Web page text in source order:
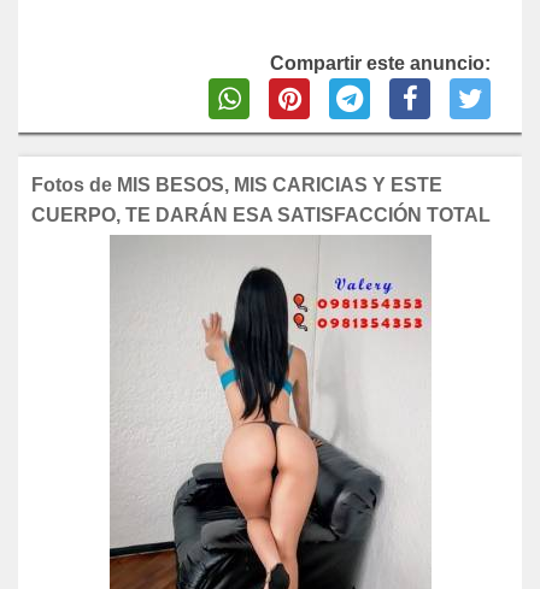
Compartir este anuncio:
Fotos de MIS BESOS, MIS CARICIAS Y ESTE
CUERPO, TE DARÁN ESA SATISFACCIÓN TOTAL